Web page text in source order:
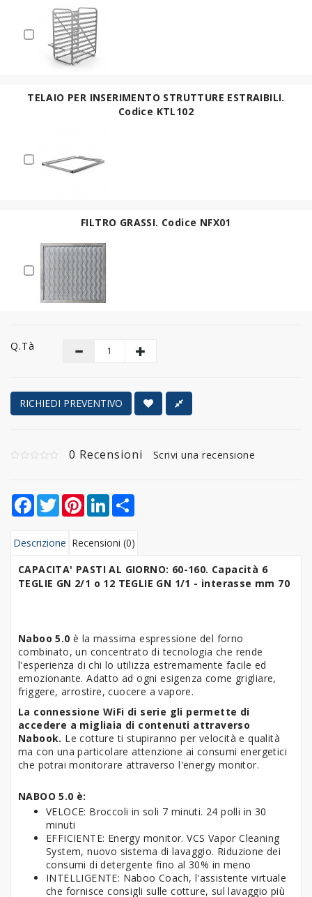
TELAIO PER INSERIMENTO STRUTTURE ESTRAIBILI.
Codice KTL102
FILTRO GRASSI. Codice NFX01
Q.tà
RICHIEDI PREVENTIVO
0 Recensioni Scrivi una recensione
Facebook
TwitterPinterestLinkedIn
Descrizione Recensioni (0)
CAPACITA' PASTI AL GIORNO: 60-160. Capacità 6
TEGLIE GN 2/1 o 12 TEGLIE GN 1/1 - interasse mm 70
Naboo 5.0 è la massima espressione del forno
combinato, un concentrato di tecnologia che rende
l'esperienza di chi lo utilizza estremamente facile ed
emozionante. Adatto ad ogni esigenza come grigliare,
friggere, arrostire, cuocere a vapore.
La connessione WiFi di serie gli permette di
accedere a migliaia di contenuti attraverso
Nabook. Le cotture ti stupiranno per velocità e qualità
ma con una particolare attenzione ai consumi energetici
che potrai monitorare attraverso l'energy monitor.
NABOO 5.0 è:
VELOCE: Broccoli in soli 7 minuti. 24 polli in 30
minuti
EFFICIENTE: Energy monitor. VCS Vapor Cleaning
System, nuovo sistema di lavaggio. Riduzione dei
consumi di detergente fino al 30% in meno
INTELLIGENTE: Naboo Coach, l'assistente virtuale
che fornisce consigli sulle cotture, sul lavaggio più